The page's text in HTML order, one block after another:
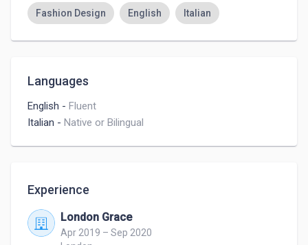
Fashion Design English Italian
Languages
English - Fluent
Italian - Native or Bilingual
Experience
London Grace
Apr 2019 – Sep 2020